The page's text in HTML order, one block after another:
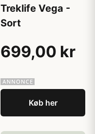
Treklife Vega -
Sort
699,00 kr
Køb her